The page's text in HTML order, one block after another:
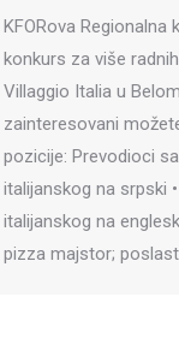
KFORova Regionalna
konkurs za više
Villaggio Italia u
zainteresovani
pozicije: Prevodioci
italijanskog na srpski
italijanskog na
pizza majstor;